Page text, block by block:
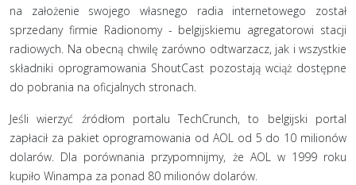
na założenie swojego własnego radia internetowego został
sprzedany firmie Radionomy - belgijskiemu agregatorowi stacji
radiowych. Na obecną chwilę zarówno odtwarzacz, jak i wszystkie
składniki oprogramowania ShoutCast pozostają wciąż dostępne
do pobrania na oficjalnych stronach.
Jeśli wierzyć źródłom portalu TechCrunch, to belgijski portal
zapłacił za pakiet oprogramowania od AOL od 5 do 10 milionów
dolarów. Dla porównania przypomnijmy, że AOL w 1999 roku
kupiło Winampa za ponad 80 milionów dolarów.